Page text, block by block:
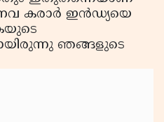
കരാര്‍ ഇന്‍ഡ്യയെ
ഞങ്ങളുടെ